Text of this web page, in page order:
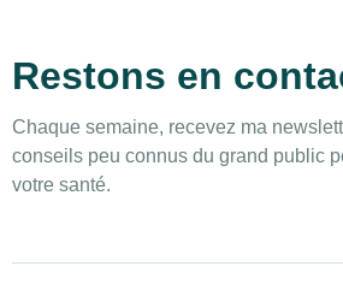
Restons en
Chaque semaine, recevez ma
conseils peu connus du grand public
votre santé.